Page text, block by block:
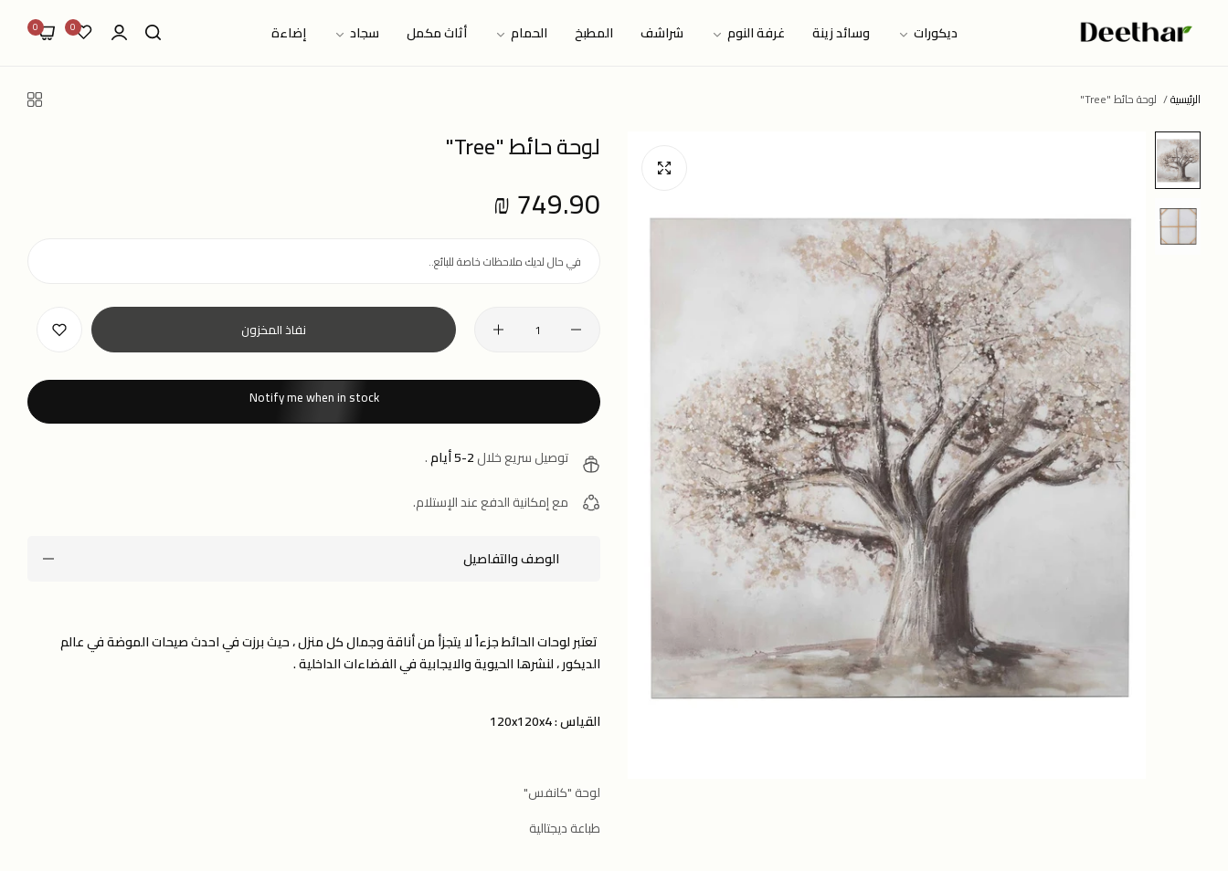
ديكورات وسائد زينة غرفة النوم شراشف المطبخ الحمام أثاث مكمل سجاد إضاءة 0
0
الرئيسية/ لوحة حائط "Tree"
لوحة حائط "Tree"
Regular
price
749.90 ₪
نفاذ المخزون
Notify me when in stock
توصيل سريع خلال2-5 أيام
.
مع إمكانية الدفع عند الإستلام.
الوصف والتفاصيل
تعتبر لوحات الحائط جزءاً لا يتجزأ من أناقة وجمال كل منزل ، حيث برزت في احدث صيحات الموضة في عالم
الديكور ، لنشرها الحيوية والايجابية في الفضاءات الداخلية .
القياس: 120x120x4
لوحة "كانفس"
طباعة ديجتالية